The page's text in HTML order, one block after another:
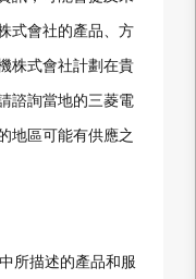
式會社的產品、方
株式會社計劃在貴
諮詢當地的三菱電
地區可能有供應之
所描述的產品和服